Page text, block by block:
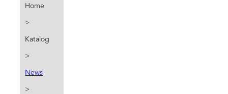
Home
>
Katalog
>
News
>